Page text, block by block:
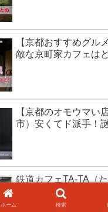
【京都おすすめグル
敵な京町家カフェは
【京都のオモウマい
市）安くてド派手！
鉄道カフェTA-TA（
鉄オタ御用達
ホーム 検索